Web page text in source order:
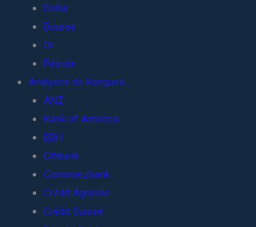
Dollar
Bourse
Or
Pétrole
Analyses de Banques
ANZ
Bank of America
BBH
Citibank
Commerzbank
Crédit Agricole
Crédit Suisse